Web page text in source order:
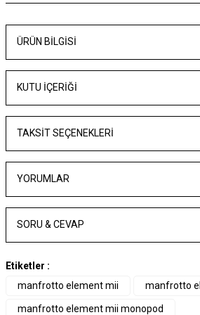
ÜRÜN BILGISI
KUTU İÇERIĞI
TAKSIT SEÇENEKLERI
YORUMLAR
SORU & CEVAP
Etiketler :
manfrotto element mii
manfrotto
manfrotto element mii monopod